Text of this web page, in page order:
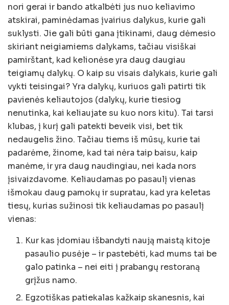
nori gerai ir bando atkalbėti jus nuo keliavimo
atskirai, paminėdamas įvairius dalykus, kurie gali
suklysti. Jie gali būti gana įtikinami, daug dėmesio
skiriant neigiamiems dalykams, tačiau visiškai
pamirštant, kad kelionėse yra daug daugiau
teigiamų dalykų. O kaip su visais dalykais, kurie gali
vykti teisingai? Yra dalykų, kuriuos gali patirti tik
pavienės keliautojos (dalykų, kurie tiesiog
nenutinka, kai keliaujate su kuo nors kitu). Tai tarsi
klubas, į kurį gali patekti beveik visi, bet tik
nedaugelis žino. Tačiau tiems iš mūsų, kurie tai
padarėme, žinome, kad tai nėra taip baisu, kaip
manėme, ir yra daug naudingiau, nei kada nors
įsivaizdavome. Keliaudamas po pasaulį vienas
išmokau daug pamokų ir supratau, kad yra keletas
tiesų, kurias sužinosi tik keliaudamas po pasaulį
vienas:
Kur kas įdomiau išbandyti naują maistą kitoje
pasaulio pusėje – ir pastebėti, kad mums tai be
galo patinka – nei eiti į prabangų restoraną
grįžus namo.
Egzotiškas patiekalas kažkaip skanesnis, kai